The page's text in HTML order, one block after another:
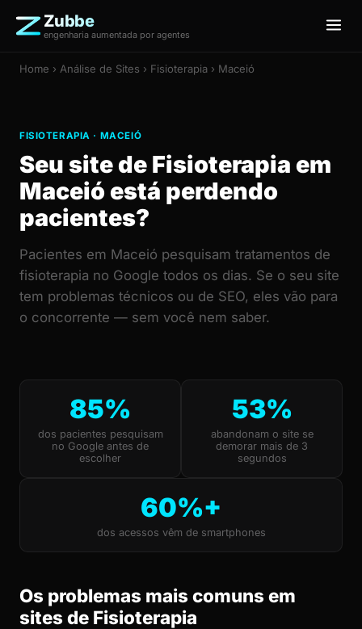
Zubbe
engenharia aumentada por agentes
Home › Análise de Sites › Fisioterapia › Maceió
FISIOTERAPIA · MACEIÓ
Seu site de Fisioterapia em
Maceió está perdendo
pacientes?
Pacientes em Maceió pesquisam tratamentos de
fisioterapia no Google todos os dias. Se o seu site
tem problemas técnicos ou de SEO, eles vão para
o concorrente — sem você nem saber.
85%
dos pacientes pesquisam
no Google antes de
escolher
53%
abandonam o site se
demorar mais de 3
segundos
60%+
dos acessos vêm de smartphones
Os problemas mais comuns em
sites de Fisioterapia